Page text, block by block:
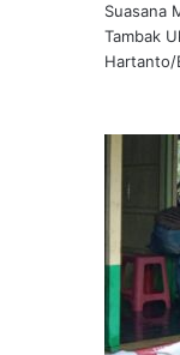
Suasana
Tambak
Hartanto/